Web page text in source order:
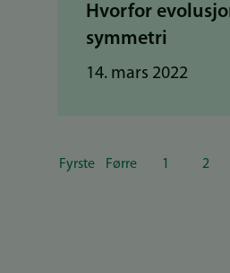
Hvorfor
symmetri
14. mars 2022
Sider
Første
Fyrste
Forrige
Førre Side
1 Side
2